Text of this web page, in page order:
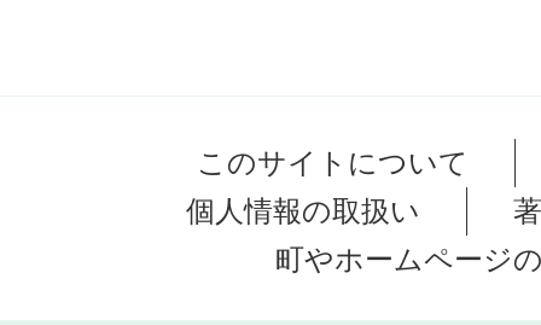
このサイトについて
個人情報の取扱い
町やホームページ